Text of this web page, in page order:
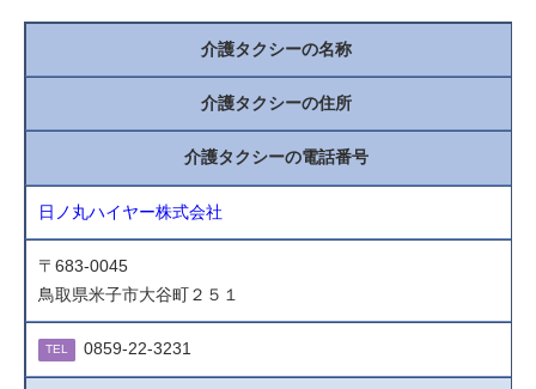
介護タクシーの名称
介護タクシーの住所
介護タクシーの電話番号
日ノ丸ハイヤー株式会社
〒683-0045
鳥取県米子市大谷町２５１
TEL 0859-22-3231